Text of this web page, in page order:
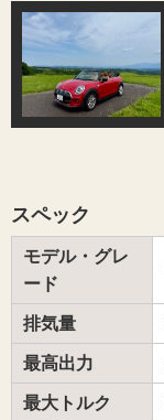
スペック
モデル・グレ
ード
排気量
最高出力
最大トルク